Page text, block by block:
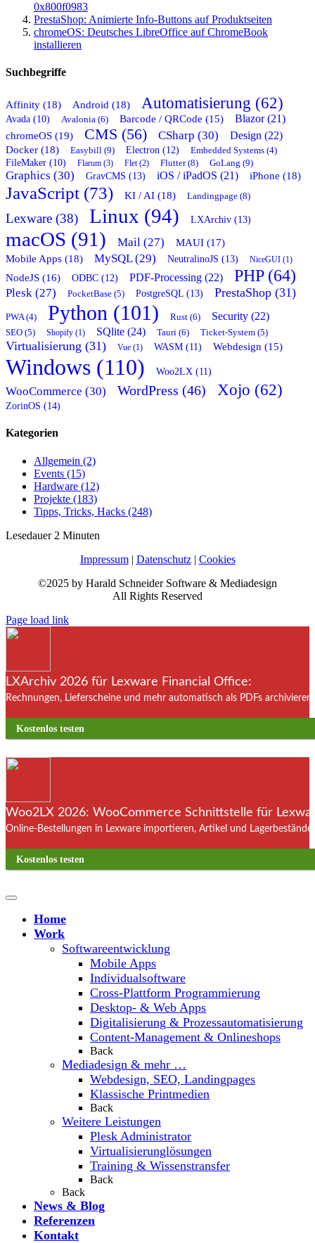
0x800f0983
PrestaShop: Animierte Info-Buttons auf Produktseiten
chromeOS: Deutsches LibreOffice auf ChromeBook
installieren
Suchbegriffe
Affinity (18) Android (18) Automatisierung (62)
Avada (10) Avalonia (6) Barcode / QRCode (15)
Blazor (21)
chromeOS (19)
CMS (56) CSharp (30) Design (22)
Docker (18) Easybill (9) Electron (12) Embedded Systems (4)
FileMaker (10) Flarum (3) Flet (2) Flutter (8) GoLang (9)
Graphics (30) GravCMS (13) iOS / iPadOS (21) iPhone (18)
JavaScript (73) KI / AI (18) Landingpage (8)
Lexware (38) Linux (94) LXArchiv (13)
macOS (91) Mail (27)
MAUI (17)
Mobile Apps (18)
MySQL (29) NeutralinoJS (13) NiceGUI (1)
NodeJS (16) ODBC (12) PDF-Processing (22) PHP (64)
Plesk (27) PocketBase (5) PostgreSQL (13) PrestaShop (31)
PWA (4) Python (101) Rust (6) Security (22)
SEO (5) Shopify (1) SQlite (24) Tauri (6) Ticket-System (5)
Virtualisierung (31) Vue (1) WASM (11) Webdesign (15)
Windows (110) Woo2LX (11)
WooCommerce (30) WordPress (46) Xojo (62)
ZorinOS (14)
Kategorien
Allgemein (2)
Events (15)
Hardware (12)
Projekte (183)
Tipps, Tricks, Hacks (248)
Lesedauer 2 Minuten
Impressum| Datenschutz| Cookies
©2025 by Harald Schneider Software & Mediadesign
All Rights Reserved
Page load link
LXArchiv 2026 für Lexware Financial Office:
Rechnungen, Lieferscheine und mehr automatisch als PDFs
Kostenlos testen
Woo2LX 2026: WooCommerce Schnittstelle für
Online-Bestellungen in Lexware importieren, Artikel und
Kostenlos testen
Home
Work
Softwareentwicklung
Mobile Apps
Individualsoftware
Cross-Plattform Programmierung
Desktop- & Web Apps
Digitalisierung & Prozessautomatisierung
Content-Management & Onlineshops
Back
Mediadesign & mehr …
Webdesign, SEO, Landingpages
Klassische Printmedien
Back
Weitere Leistungen
Plesk Administrator
Virtualisierunglösungen
Training & Wissenstransfer
Back
Back
News & Blog
Referenzen
Kontakt